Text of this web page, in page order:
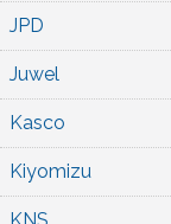
JPD
Juwel
Kasco
Kiyomizu